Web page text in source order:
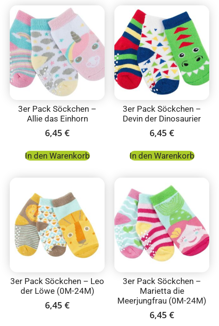
3er Pack Söckchen –
Allie das Einhorn
6,45 €
In den Warenkorb
3er Pack Söckchen –
Devin der Dinosaurier
6,45 €
In den Warenkorb
3er Pack Söckchen – Leo
der Löwe (0M-24M)
6,45 €
3er Pack Söckchen –
Marietta die
Meerjungfrau (0M-24M)
6,45 €